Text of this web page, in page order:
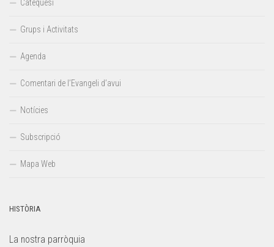
Catequesi
Grups i Activitats
Agenda
Comentari de l’Evangeli d’avui
Notícies
Subscripció
Mapa Web
HISTÒRIA
La nostra parròquia